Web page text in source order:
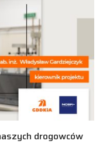
drogowców